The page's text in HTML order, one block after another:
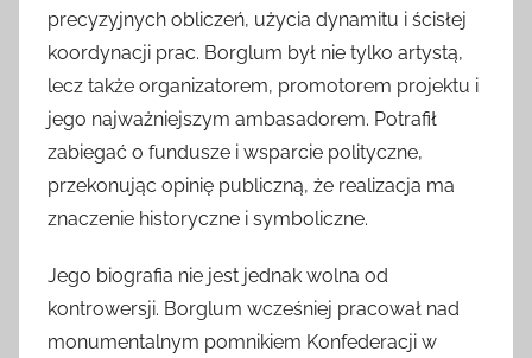
precyzyjnych obliczeń, użycia dynamitu i ścisłej
koordynacji prac. Borglum był nie tylko artystą,
lecz także organizatorem, promotorem projektu i
jego najważniejszym ambasadorem. Potrafił
zabiegać o fundusze i wsparcie polityczne,
przekonując opinię publiczną, że realizacja ma
znaczenie historyczne i symboliczne.
Jego biografia nie jest jednak wolna od
kontrowersji. Borglum wcześniej pracował nad
monumentalnym pomnikiem Konfederacji w